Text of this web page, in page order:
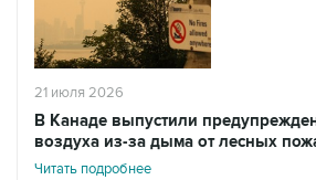
21 июля 2026
В Канаде выпустили
воздуха из-за дыма от лесных
Читать подробнее